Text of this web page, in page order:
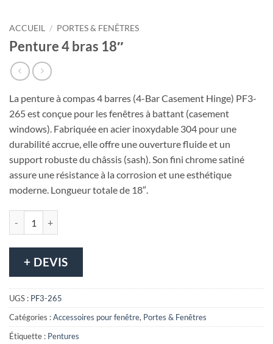
ACCUEIL / PORTES & FENÊTRES
Penture 4 bras 18″
La penture à compas 4 barres (4-Bar Casement Hinge) PF3-
265 est conçue pour les fenêtres à battant (casement
windows). Fabriquée en acier inoxydable 304 pour une
durabilité accrue, elle offre une ouverture fluide et un
support robuste du châssis (sash). Son fini chrome satiné
assure une résistance à la corrosion et une esthétique
moderne. Longueur totale de 18″.
+ DEVIS
UGS : PF3-265
Catégories :Accessoires pour fenêtre, Portes & Fenêtres
Étiquette : Pentures